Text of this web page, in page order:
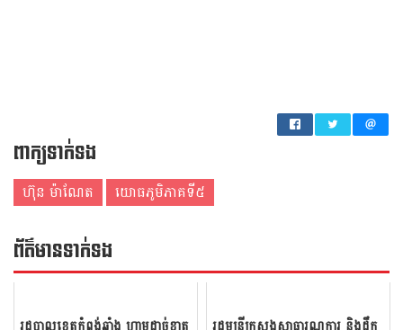
ពាក្យទាក់ទង
ហ៊ុន ម៉ាណែត ​យោធភូមិ​ភាគ​ទី៥
ព័ត៌មាន​ទាក់​ទង